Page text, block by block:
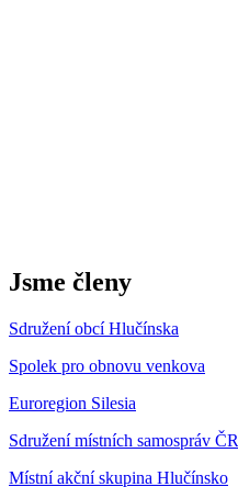
Jsme členy
Sdružení obcí Hlučínska
Spolek pro obnovu venkova
Euroregion Silesia
Sdružení místních samospráv ČR
Místní akční skupina Hlučínsko